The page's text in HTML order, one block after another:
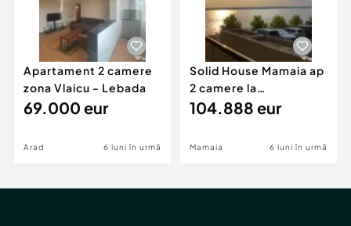
Apartament 2 camere
zona Vlaicu - Lebada
69.000 eur
Arad 6 luni în urmă
Solid House Mamaia ap
2 camere la
cheie,langa Mega
104.888 eur
Mamaia 6 luni în urmă